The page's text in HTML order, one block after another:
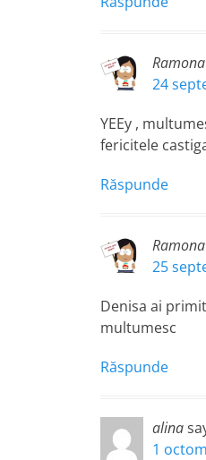
Ramona
24
YEEy ,
fericitele
Răspunde
Ramona
25
Denisa ai
multumesc
Răspunde
alina
1